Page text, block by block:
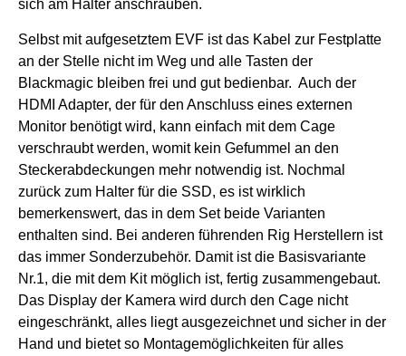
sich am Halter anschrauben.
Selbst mit aufgesetztem EVF ist das Kabel zur Festplatte
an der Stelle nicht im Weg und alle Tasten der
Blackmagic bleiben frei und gut bedienbar. Auch der
HDMI Adapter, der für den Anschluss eines externen
Monitor benötigt wird, kann einfach mit dem Cage
verschraubt werden, womit kein Gefummel an den
Steckerabdeckungen mehr notwendig ist. Nochmal
zurück zum Halter für die SSD, es ist wirklich
bemerkenswert, das in dem Set beide Varianten
enthalten sind. Bei anderen führenden Rig Herstellern ist
das immer Sonderzubehör. Damit ist die Basisvariante
Nr.1, die mit dem Kit möglich ist, fertig zusammengebaut.
Das Display der Kamera wird durch den Cage nicht
eingeschränkt, alles liegt ausgezeichnet und sicher in der
Hand und bietet so Montagemöglichkeiten für alles